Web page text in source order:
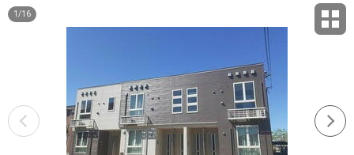
1 /16